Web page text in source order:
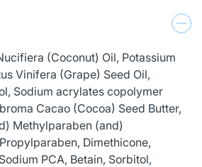
(Coconut) Oil, Potassium
Vinifera (Grape) Seed Oil,
Sodium acrylates copolymer
Cacao (Cocoa) Seed Butter,
Methylparaben (and)
Dimethicone,
PCA, Betain, Sorbitol,